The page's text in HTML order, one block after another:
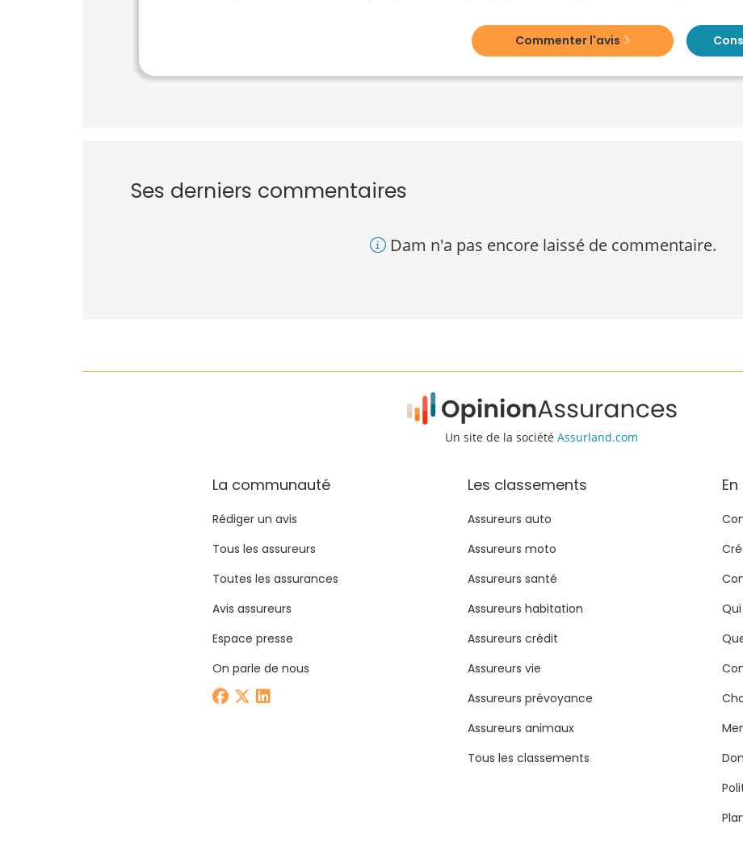
Commenter l'avis
Ses derniers commentaires
Dam n'a pas encore laissé de commentaire.
Un site de la société Assurland.com
La communauté
Rédiger un avis
Tous les assureurs
Toutes les assurances
Avis assureurs
Espace presse
On parle de nous
Les classements
Assureurs auto
Assureurs moto
Assureurs santé
Assureurs habitation
Assureurs crédit
Assureurs vie
Assureurs prévoyance
Assureurs animaux
Tous les classements